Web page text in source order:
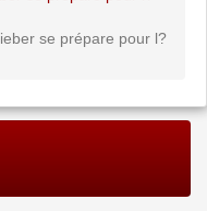
se prépare pour l?